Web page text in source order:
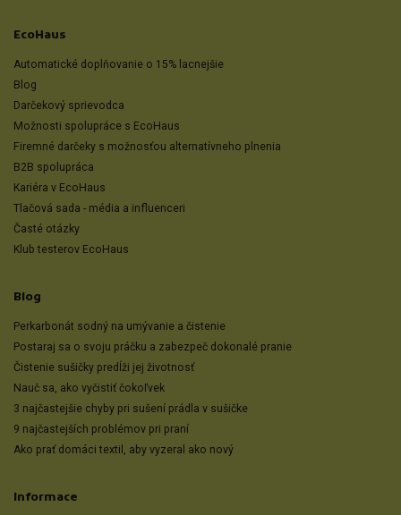
EcoHaus
Automatické doplňovanie o 15% lacnejšie
Blog
Darčekový sprievodca
Možnosti spolupráce s EcoHaus
Firemné darčeky s možnosťou alternatívneho plnenia
B2B spolupráca
Kariéra v EcoHaus
Tlačová sada - média a influenceri
Časté otázky
Klub testerov EcoHaus
Blog
Perkarbonát sodný na umývanie a čistenie
Postaraj sa o svoju práčku a zabezpeč dokonalé pranie
Čistenie sušičky predĺži jej životnosť
Nauč sa, ako vyčistiť čokoľvek
3 najčastejšie chyby pri sušení prádla v sušičke
9 najčastejších problémov pri praní
Ako prať domáci textil, aby vyzeral ako nový
Informace